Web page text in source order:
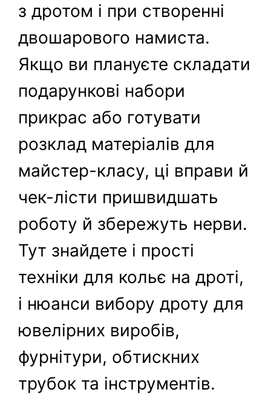
з дротом і при створенні
двошарового намиста.
Якщо ви плануєте складати
подарункові набори
прикрас або готувати
розклад матеріалів для
майстер-класу, ці вправи й
чек-лісти пришвидшать
роботу й збережуть нерви.
Тут знайдете і прості
техніки для кольє на дроті,
і нюанси вибору дроту для
ювелірних виробів,
фурнітури, обтискних
трубок та інструментів.